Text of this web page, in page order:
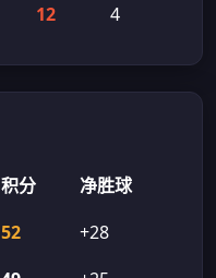
12 4
积分
净胜球
52
+28